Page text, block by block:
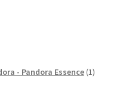
- Pandora Essence (1)